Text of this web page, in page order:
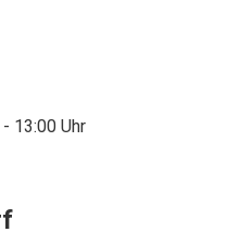
- 13:00 Uhr